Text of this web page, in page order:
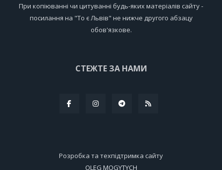
При копіюванні чи цитуванні будь-яких матеріалів сайту -
посилання на "То є Львів" не нижче другого абзацу
обов'язкове.
СТЕЖТЕ ЗА НАМИ
Розробка та техпідтримка сайту
OLEG MOGYTYCH